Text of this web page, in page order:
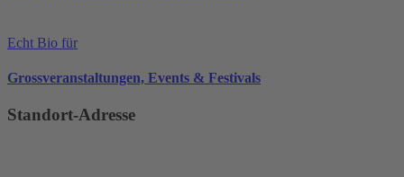
Echt Bio für
Grossveranstaltungen, Events & Festivals
Standort-Adresse